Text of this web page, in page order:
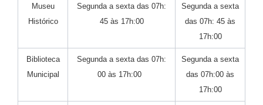
Museu
Histórico
Segunda a sexta das 07h:
45 às 17h:00
Segunda a sexta
das 07h: 45 às
17h:00
Biblioteca
Municipal
Segunda a sexta das 07h:
00 às 17h:00
Segunda a sexta
das 07h:00 às
17h:00